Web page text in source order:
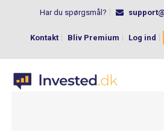
Har du spørgsmål?
Kontakt Bliv Premium Log ind